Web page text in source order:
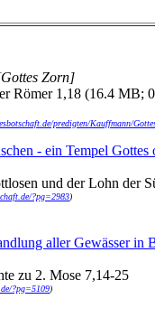
Zorn]
Römer 1,18 (16.4 MB;
predigten/Kauffmann/
- ein Tempel Gottes
und der Lohn der
?pg=2983)
aller Gewässer in
zu 2. Mose 7,14-25
?pg=5109)